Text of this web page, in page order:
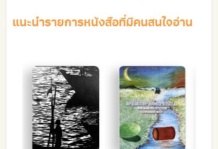
แนะนำรายการหนังสือที่มีคนสนใจอ่าน